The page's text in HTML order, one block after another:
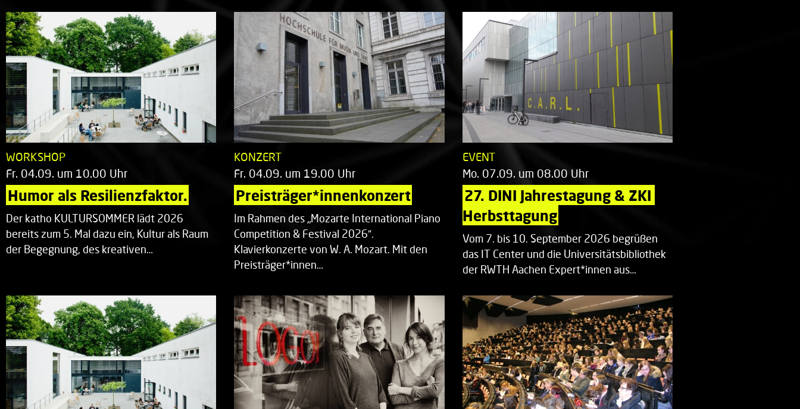
WORKSHOP
Fr. 04.09. um 10.00 Uhr
Humor als Resilienzfaktor.
Der katho KULTURSOMMER lädt 2026
bereits zum 5. Mal dazu ein, Kultur als Raum
der Begegnung, des kreativen…
KONZERT
Fr. 04.09. um 19.00 Uhr
Preisträger*innenkonzert
Im Rahmen des „Mozarte International Piano
Competition & Festival 2026“.
Klavierkonzerte von W. A. Mozart. Mit den
Preisträger*innen…
EVENT
Mo. 07.09. um 08.00 Uhr
27. DINI Jahrestagung & ZKI
Herbsttagung
Vom 7. bis 10. September 2026 begrüßen
das IT Center und die Universitätsbibliothek
der RWTH Aachen Expert*innen aus…